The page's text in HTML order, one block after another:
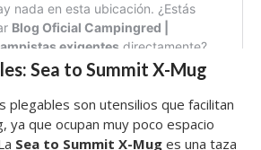
Sea to Summit X-Mug
plegables son utensilios que facilitan
ya que ocupan muy poco espacio
Sea to Summit X-Mug es una taza